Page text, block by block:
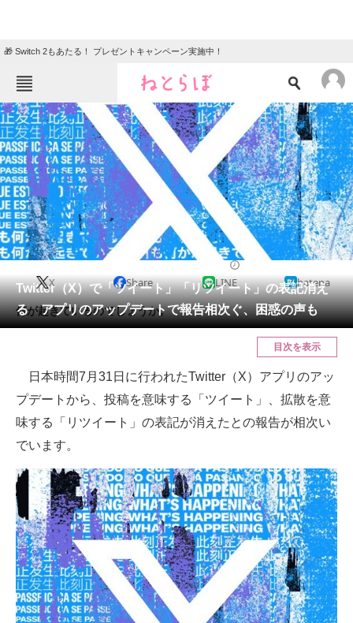
🎁 Switch 2もあたる！ プレゼントキャンペーン実施中！
ねとらぼメニュー
TOP ニュース
エンタメ
グルメ 地域
住まい 教育・育児
動物 リサーチ
会員記事
メディア
ITの今と未来を見通す
スマホと通信の最新トレンド
進化するPCとデバイスの未来
好きが集まる 比べて選べる
ビジネスと働き方のヒント
AI活用のいまが分かる
企業ITのトレンドを詳説
Twitter（X）で「ツイート」「リツイート」の表記消え
る アプリのアップデートで報告相次ぐ、困惑の声も
X Share LINE hatena
何が起きているのでしょうか。
目次を表示
日本時間7月31日に行われたTwitter（X）アプリのアッ
プデートから、投稿を意味する「ツイート」、拡散を意
味する「リツイート」の表記が消えたとの報告が相次い
でいます。